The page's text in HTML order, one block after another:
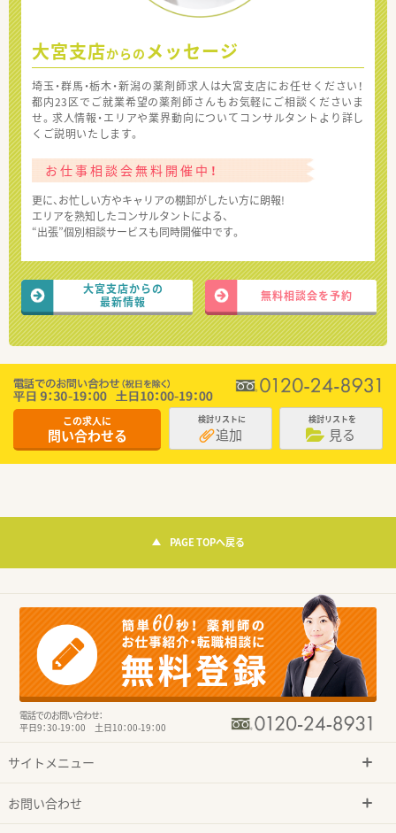
大宮支店からの メッセージ
埼玉・群馬・栃木・新潟の薬剤師求人は大宮支店にお任せください！
都内23区でご就業希望の薬剤師さんもお気軽にご相談くださいま
せ。求人情報・エリアや業界動向についてコンサルタントより詳し
くご説明いたします。
お仕事相談会無料開催中！
更に、お忙しい方やキャリアの棚卸がしたい方に朗報!
エリアを熟知したコンサルタントによる、
“出張”個別相談サービスも同時開催中です。
大宮支店からの
最新情報
無料相談会を予約
この求人に
問い合わせる
検討リストに
追加
検討リストを
見る
PAGE TOPへ戻る
電話でのお問い合わせ：
平日9：30-19：00 土日10：00-19：00
サイトメニュー
お問い合わせ